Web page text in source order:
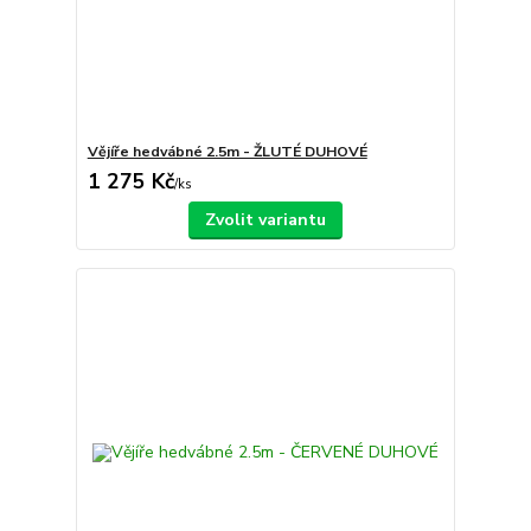
Vějíře hedvábné 2.5m - ŽLUTÉ DUHOVÉ
1 275 Kč/ks
Zvolit variantu